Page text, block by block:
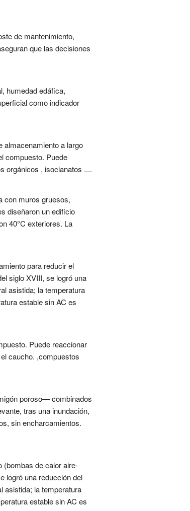
de mantenimiento,
que las decisiones
humedad edáfica,
como indicador
almacenamiento a largo
compuesto. Puede
orgánicos , isocianatos ....
con muros gruesos,
diseñaron un edificio
40°C exteriores. La
para reducir el
siglo XVIII, se logró una
asistida; la temperatura
estable sin AC es
Puede reaccionar
caucho. ,compuestos
poroso— combinados
tras una inundación,
sin encharcamientos.
(bombas de calor aire-
logró una reducción del
asistida; la temperatura
estable sin AC es